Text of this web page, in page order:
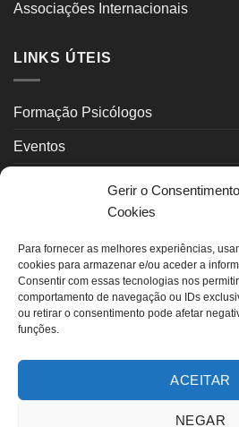
Gerir o
Cookies
Para fornecer as melhores experiências,
cookies para armazenar e/ou aceder a
Consentir com essas tecnologias nos
comportamento de navegação ou IDs
ou retirar o consentimento pode afetar
funções.
ACEITAR
NEGAR
Associações Internacionais
LINKS ÚTEIS
Formação Psicólogos
Eventos
INFORMAÇÃO LEGAL
Política Privacidade